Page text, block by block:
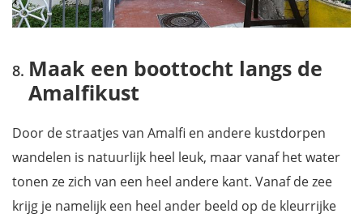
Maak een boottocht langs de
Amalfikust
Door de straatjes van Amalfi en andere kustdorpen
wandelen is natuurlijk heel leuk, maar vanaf het water
tonen ze zich van een heel andere kant. Vanaf de zee
krijg je namelijk een heel ander beeld op de kleurrijke